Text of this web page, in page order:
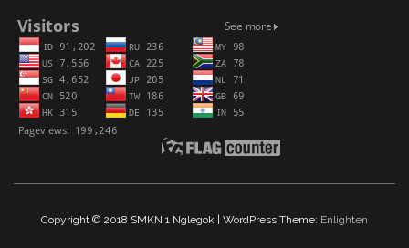
Copyright © 2018 SMKN 1 Nglegok | WordPress Theme: Enlighten